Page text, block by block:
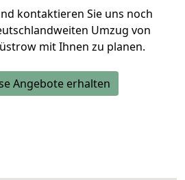
kontaktieren Sie uns noch
Umzug von
mit Ihnen zu planen.
Angebote erhalten